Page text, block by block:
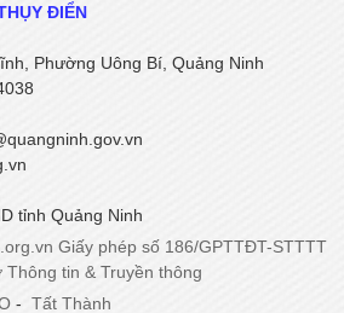
ĐIỂN
Phường Uông Bí, Quảng Ninh
tỉnh Quảng Ninh
Giấy phép số 186/GPTTĐT-STTTT
tin & Truyền thông
- Tất Thành